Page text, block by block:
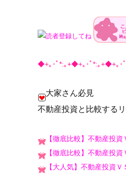
◆+｡･ﾟ*:｡+◆+｡･ﾟ*:｡+◆+｡･
大家さん必見
不動産投資と比較する
【徹底比較】不動産投
【徹底比較】不動産投
【大人気】不動産投資